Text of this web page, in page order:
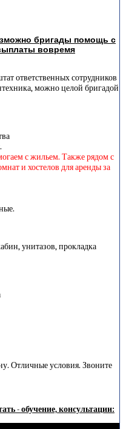
бригады помощь с
вовремя
ответственных сотрудников
можно целой бригадой
с жильем. Также рядом с
и хостелов для аренды за
унитазов, прокладка
Отличные условия. Звоните
- обучение, консультации: